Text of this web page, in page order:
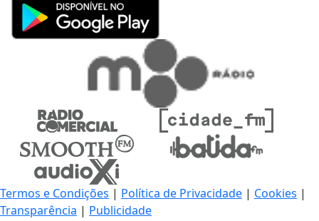
Termos e Condições | Política de Privacidade | Cookies |
Transparência | Publicidade